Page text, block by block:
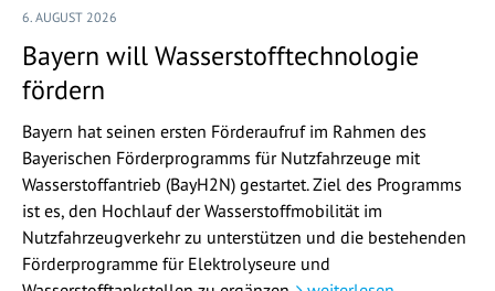
6. AUGUST 2026
Bayern will Wasserstofftechnologie
fördern
Bayern hat seinen ersten Förderaufruf im Rahmen des
Bayerischen Förderprogramms für Nutzfahrzeuge mit
Wasserstoffantrieb (BayH2N) gestartet. Ziel des Programms
ist es, den Hochlauf der Wasserstoffmobilität im
Nutzfahrzeugverkehr zu unterstützen und die bestehenden
Förderprogramme für Elektrolyseure und